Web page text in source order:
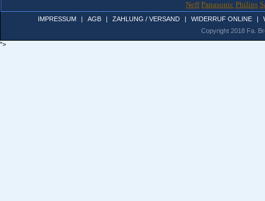
Neff Panasonic Philips
IMPRESSUM | AGB | ZAHLUNG / VERSAND | WIDERRUF ONLINE |
Copyright 2018 Fa.
">